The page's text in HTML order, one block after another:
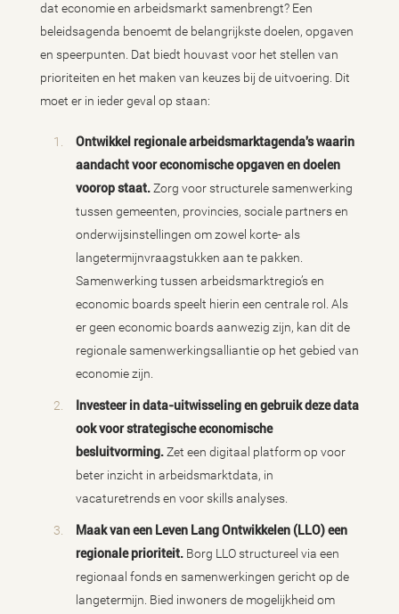
dat economie en arbeidsmarkt samenbrengt? Een
beleidsagenda benoemt de belangrijkste doelen, opgaven
en speerpunten. Dat biedt houvast voor het stellen van
prioriteiten en het maken van keuzes bij de uitvoering. Dit
moet er in ieder geval op staan:
Ontwikkel regionale arbeidsmarktagenda's waarin
aandacht voor economische opgaven en doelen
voorop staat.Zorg voor structurele samenwerking
tussen gemeenten, provincies, sociale partners en
onderwijsinstellingen om zowel korte- als
langetermijnvraagstukken aan te pakken.
Samenwerking tussen arbeidsmarktregio’s en
economic boards speelt hierin een centrale rol. Als
er geen economic boards aanwezig zijn, kan dit de
regionale samenwerkingsalliantie op het gebied van
economie zijn.
Investeer in data-uitwisseling en gebruik deze data
ook voor strategische economische
besluitvorming.Zet een digitaal platform op voor
beter inzicht in arbeidsmarktdata, in
vacaturetrends en voor skills analyses.
Maak van een Leven Lang Ontwikkelen (LLO) een
regionale prioriteit. Borg LLO structureel via een
regionaal fonds en samenwerkingen gericht op de
langetermijn. Bied inwoners de mogelijkheid om